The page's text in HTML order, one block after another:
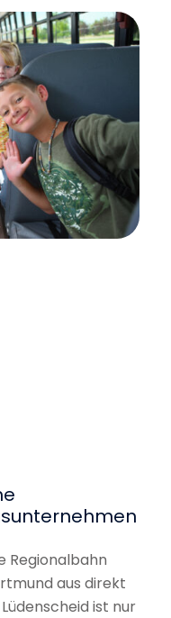
Regionalbahn
aus direkt
ist nur